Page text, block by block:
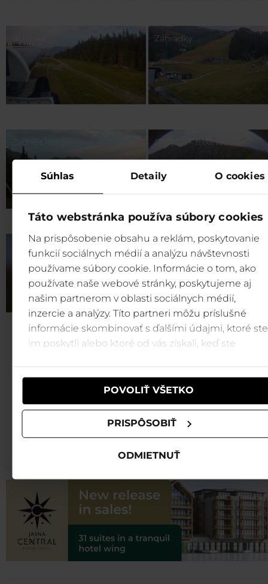
Súhlas Detaily O cookies
Táto webstránka používa súbory cookies
Na prispôsobenie obsahu a reklám, poskytovanie
funkcií sociálnych médií a analýzu návštevnosti
používame súbory cookie. Informácie o tom, ako
používate naše webové stránky, poskytujeme aj
našim partnerom v oblasti sociálnych médií,
inzercie a analýzy. Títo partneri môžu príslušné
informácie skombinovať s ďalšími údajmi, ktoré ste
im poskytli alebo ktoré od vás získali, keď ste
POVOLIŤ VŠETKO
PRISPÔSOBIŤ
ODMIETNUŤ
Záhradky
Chopok – freeride zone
Rovná Hoľa
Jasná cable car tickets are
at the best prices online ongopass.travel
Buy